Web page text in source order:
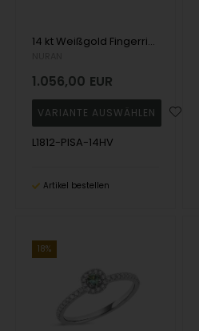
14 kt Weißgold Fingerring, aus der Sofia Serie mit 1 x 0,08 kt rosa Saphir & 32 x 0,005 kt Diamanten Wesselton SI
1.056,00 EUR
L1812-PISA-14HV
Artikel bestellen
18%